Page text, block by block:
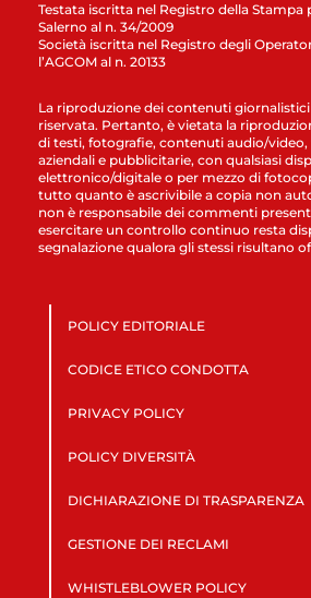
Testata iscritta nel Registro della Stampa
Salerno al n. 34/2009
Società iscritta nel Registro degli
l’AGCOM al n. 20133
La riproduzione dei contenuti giornalistici
riservata. Pertanto, è vietata la
di testi, fotografie, contenuti audio/
aziendali e pubblicitarie, con qualsiasi
elettronico/digitale o per mezzo di
tutto quanto è ascrivibile a copia non
non è responsabile dei commenti
esercitare un controllo continuo resta
segnalazione qualora gli stessi risultano
POLICY EDITORIALE
CODICE ETICO CONDOTTA
PRIVACY POLICY
POLICY DIVERSITÀ
DICHIARAZIONE DI TRASPARENZA
GESTIONE DEI RECLAMI
WHISTLEBLOWER POLICY